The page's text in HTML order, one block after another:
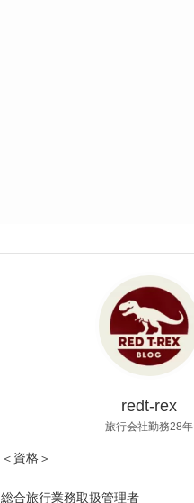
redt-rex
旅行会社勤務28年
＜資格＞
総合旅行業務取扱管理者